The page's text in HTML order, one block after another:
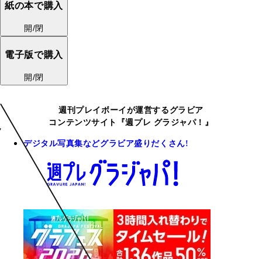
紙の本で購入
開/閉
電子版で購入
開/閉
週刊プレイボーイが運営するグラビア
コンテンツサイト『週プレ グラジャパ！』
デジタル写真集などグラビア盛りだくさん!